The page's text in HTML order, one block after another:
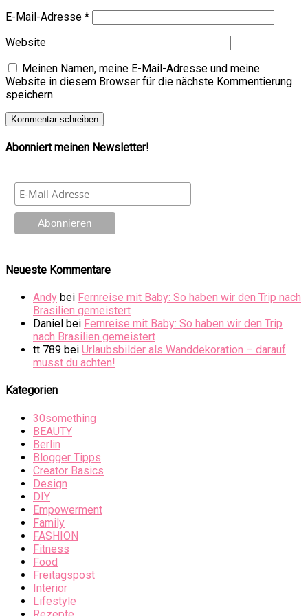
E-Mail-Adresse *
Website
Meinen Namen, meine E-Mail-Adresse und meine
Website in diesem Browser für die nächste Kommentierung
speichern.
Abonniert meinen Newsletter!
Neueste Kommentare
Andy bei Fernreise mit Baby: So haben wir den Trip nach
Brasilien gemeistert
Daniel bei Fernreise mit Baby: So haben wir den Trip
nach Brasilien gemeistert
tt 789 bei Urlaubsbilder als Wanddekoration – darauf
musst du achten!
Kategorien
30something
BEAUTY
Berlin
Blogger Tipps
Creator Basics
Design
DIY
Empowerment
Family
FASHION
Fitness
Food
Freitagspost
Interior
Lifestyle